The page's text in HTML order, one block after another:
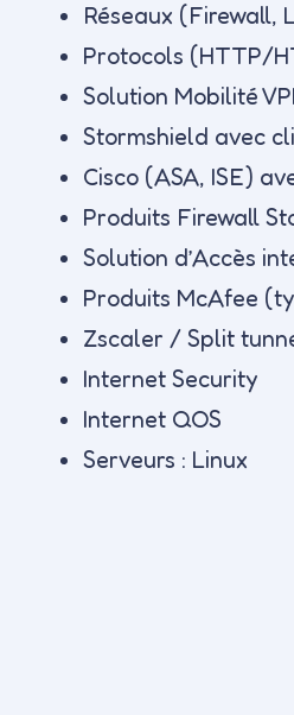
Réseaux (Firewall,
Protocols (HTTP/
Solution Mobilité
Stormshield avec
Cisco (ASA, ISE)
Produits Firewall
Solution d’Accès
Produits McAfee
Zscaler / Split
Internet Security
Internet QOS
Serveurs : Linux